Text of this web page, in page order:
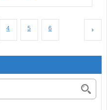
4 5 6